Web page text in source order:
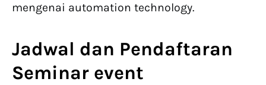
mengenai automation technology.
Jadwal dan Pendaftaran
Seminar event